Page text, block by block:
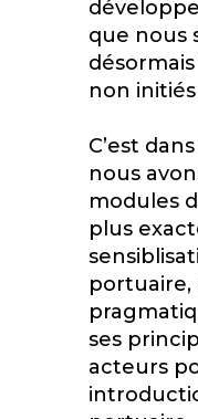
que nous
non initiés
C’est
nous
modules
plus
portuaire,
ses
acteurs